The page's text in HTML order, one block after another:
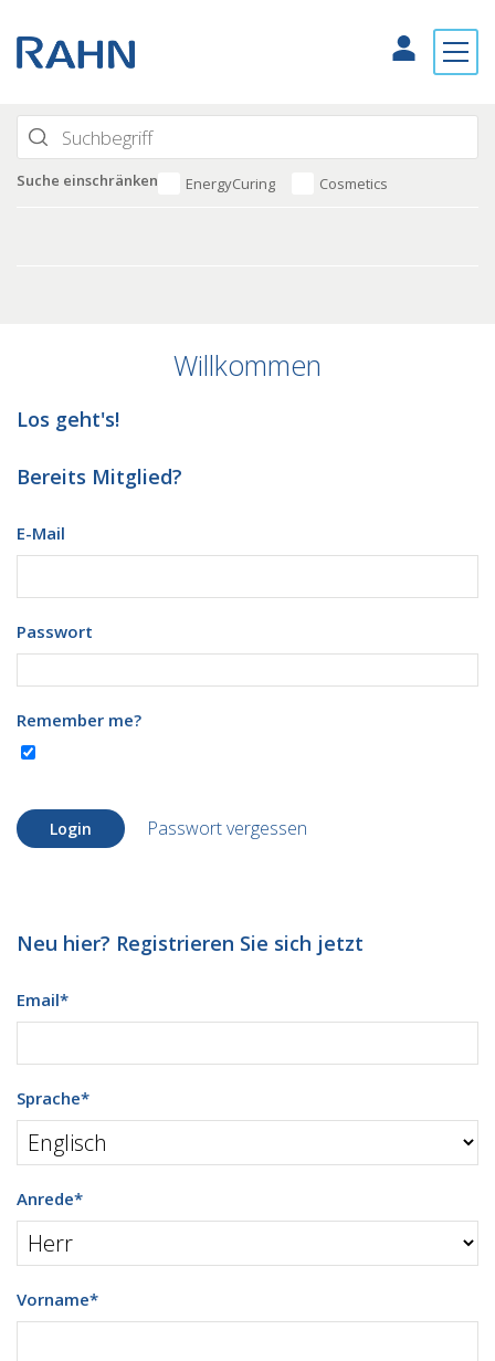
Suche einschränken EnergyCuring Cosmetics
Willkommen
Los geht's!
Bereits Mitglied?
E-Mail
Passwort
Remember me?
Login Passwort vergessen
Neu hier? Registrieren Sie sich jetzt
Email*
Sprache*
Anrede*
Vorname*